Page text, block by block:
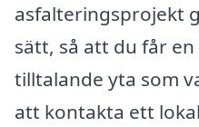
asfalteringsprojekt
sätt, så att du får
tilltalande yta som
att kontakta ett